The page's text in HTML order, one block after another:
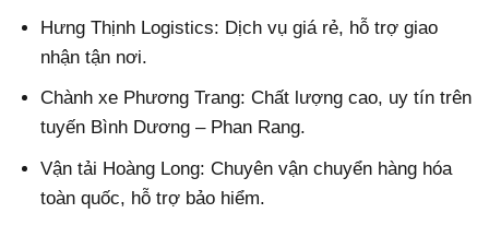
Hưng Thịnh Logistics: Dịch vụ giá rẻ, hỗ trợ giao
nhận tận nơi.
Chành xe Phương Trang: Chất lượng cao, uy tín trên
tuyến Bình Dương – Phan Rang.
Vận tải Hoàng Long: Chuyên vận chuyển hàng hóa
toàn quốc, hỗ trợ bảo hiểm.